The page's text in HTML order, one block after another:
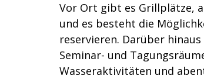
Vor Ort gibt es Grillplätze,
und es besteht die
reservieren. Darüber
Seminar- und
Wasseraktivitäten und